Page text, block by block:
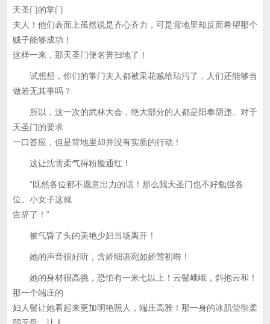
天圣门的掌门
夫人！他们表面上虽然说是齐心齐力，可是背地里却反而希望那个
贼子能够成功！
这样一来，那天圣门便名誉扫地了！
试想想，你们的掌门夫人都被采花贼给玷污了，人们还能够当
做若无其事吗？
所以，这一次的武林大会，绝大部分的人都是阳奉阴违。对于
天圣门的要求
一口答应，但是背地里却并没有实质的行动！
这让沈雪柔气得粉脸通红！
“既然各位都不愿意出力的话！那么我天圣门也不好勉强各
位。小女子这就
告辞了！”
被气昏了头的美艳少妇当场离开！
她的声音很好听，含娇细语宛如娇莺初啭！
她的身材很高挑，恐怕有一米七以上！云髻峨峨，斜抱云和！
那一个端庄的
妇人髻让她看起来更加明艳照人，端庄高雅！那一身的冰肌莹彻柔